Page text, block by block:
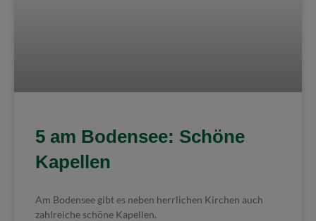
5 am Bodensee: Schöne
Kapellen
Am Bodensee gibt es neben herrlichen Kirchen auch
zahlreiche schöne Kapellen.